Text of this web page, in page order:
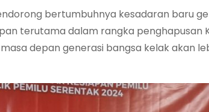
bertumbuhnya kesadaran baru
terutama dalam rangka penghapusan
depan generasi bangsa kelak akan